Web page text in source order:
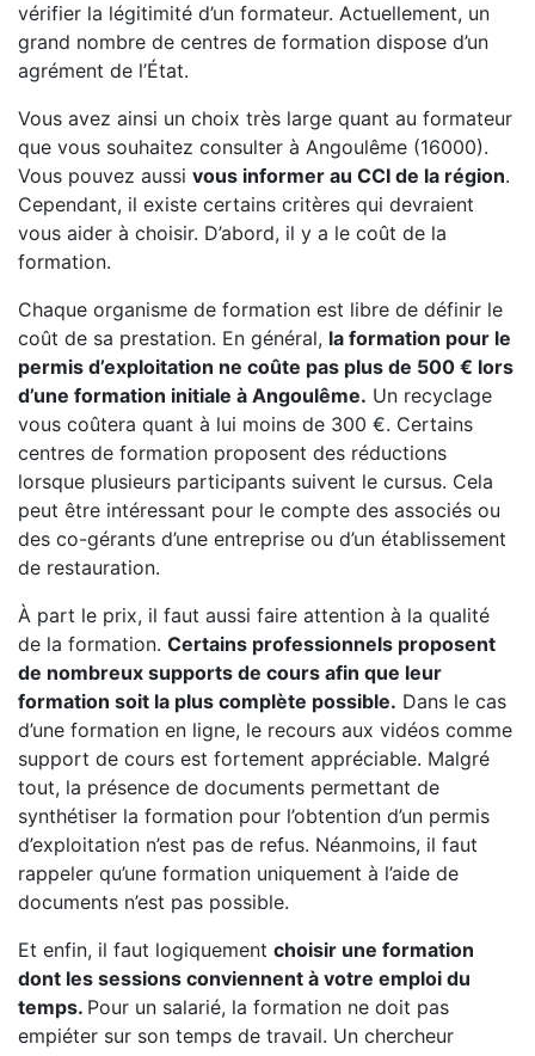
vérifier la légitimité d’un formateur. Actuellement, un
grand nombre de centres de formation dispose d’un
agrément de l’État.
Vous avez ainsi un choix très large quant au formateur
que vous souhaitez consulter à Angoulême (16000).
Vous pouvez aussi vous informer au CCI de la région.
Cependant, il existe certains critères qui devraient
vous aider à choisir. D’abord, il y a le coût de la
formation.
Chaque organisme de formation est libre de définir le
coût de sa prestation. En général, la formation pour le
permis d’exploitation ne coûte pas plus de 500 € lors
d’une formation initiale à Angoulême. Un recyclage
vous coûtera quant à lui moins de 300 €. Certains
centres de formation proposent des réductions
lorsque plusieurs participants suivent le cursus. Cela
peut être intéressant pour le compte des associés ou
des co-gérants d’une entreprise ou d’un établissement
de restauration.
À part le prix, il faut aussi faire attention à la qualité
de la formation. Certains professionnels proposent
de nombreux supports de cours afin que leur
formation soit la plus complète possible. Dans le cas
d’une formation en ligne, le recours aux vidéos comme
support de cours est fortement appréciable. Malgré
tout, la présence de documents permettant de
synthétiser la formation pour l’obtention d’un permis
d’exploitation n’est pas de refus. Néanmoins, il faut
rappeler qu’une formation uniquement à l’aide de
documents n’est pas possible.
Et enfin, il faut logiquement choisir une formation
dont les sessions conviennent à votre emploi du
temps. Pour un salarié, la formation ne doit pas
empiéter sur son temps de travail. Un chercheur